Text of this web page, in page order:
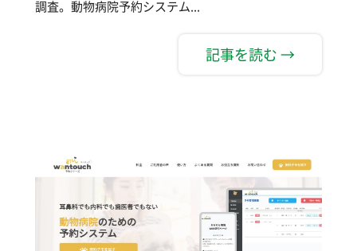
調査。動物病院予約システム...
記事を読む →